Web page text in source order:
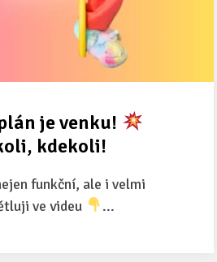
je venku!
kdekoli!
funkční, ale i velmi
ve videu
...